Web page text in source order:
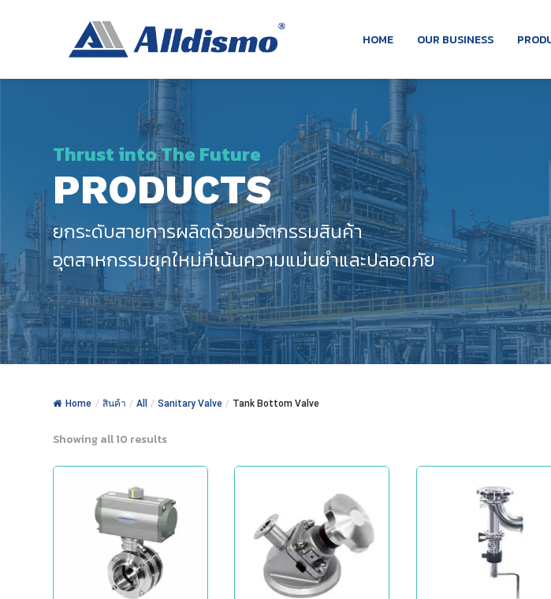
HOME OUR BUSINESS
Thrust into The Future
PRODUCTS
ยกระดับสายการผลิตด้วยนวัตกรรมสินค้า
อุตสาหกรรมยุคใหม่ที่เน้นความแม่นยำและปลอดภัย
Home / สินค้า / All / Sanitary Valve / Tank Bottom Valve
Showing all 10 results